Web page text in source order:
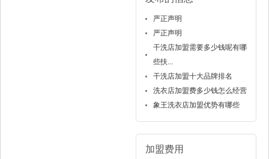
严正声明
严正声明
干洗店加盟需要多少钱呢有哪
些扶...
干洗店加盟十大品牌排名
洗衣店加盟费多少钱怎么经营
象王洗衣店加盟优势有哪些
加盟费用